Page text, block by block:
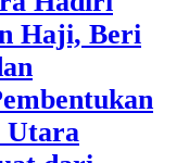
Haji, Beri
Utara